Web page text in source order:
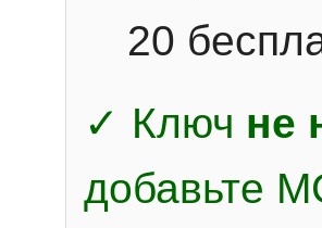
20
✓ Ключ не
добавьте